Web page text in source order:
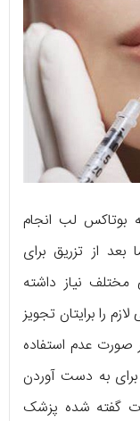
بوتاکس لب انجام
از تزریق برای
نیاز داشته
را برایتان تجویز
صورت عدم استفاده
برای به دست آوردن
گفته شده پزشک